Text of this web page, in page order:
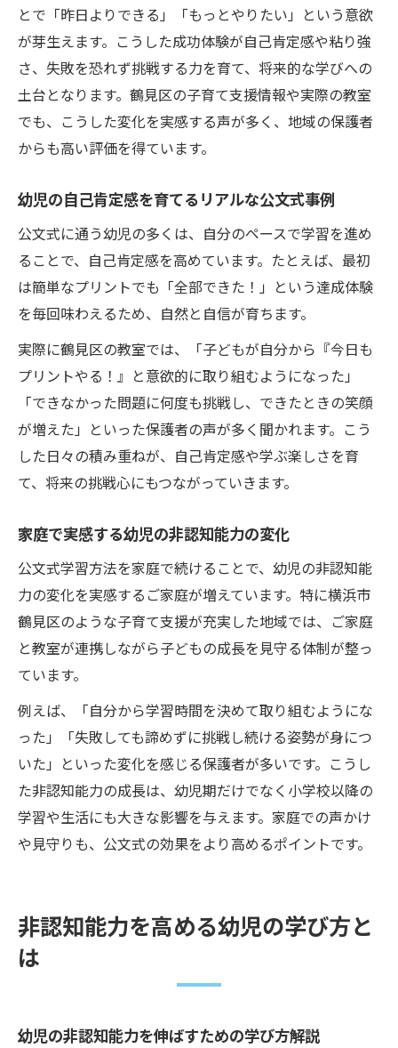
とで「昨日よりできる」「もっとやりたい」という意欲
が芽生えます。こうした成功体験が自己肯定感や粘り強
さ、失敗を恐れず挑戦する力を育て、将来的な学びへの
土台となります。鶴見区の子育て支援情報や実際の教室
でも、こうした変化を実感する声が多く、地域の保護者
からも高い評価を得ています。
幼児の自己肯定感を育てるリアルな公文式事例
公文式に通う幼児の多くは、自分のペースで学習を進め
ることで、自己肯定感を高めています。たとえば、最初
は簡単なプリントでも「全部できた！」という達成体験
を毎回味わえるため、自然と自信が育ちます。
実際に鶴見区の教室では、「子どもが自分から『今日も
プリントやる！』と意欲的に取り組むようになった」
「できなかった問題に何度も挑戦し、できたときの笑顔
が増えた」といった保護者の声が多く聞かれます。こう
した日々の積み重ねが、自己肯定感や学ぶ楽しさを育
て、将来の挑戦心にもつながっていきます。
家庭で実感する幼児の非認知能力の変化
公文式学習方法を家庭で続けることで、幼児の非認知能
力の変化を実感するご家庭が増えています。特に横浜市
鶴見区のような子育て支援が充実した地域では、ご家庭
と教室が連携しながら子どもの成長を見守る体制が整っ
ています。
例えば、「自分から学習時間を決めて取り組むようにな
った」「失敗しても諦めずに挑戦し続ける姿勢が身につ
いた」といった変化を感じる保護者が多いです。こうし
た非認知能力の成長は、幼児期だけでなく小学校以降の
学習や生活にも大きな影響を与えます。家庭での声かけ
や見守りも、公文式の効果をより高めるポイントです。
非認知能力を高める幼児の学び方と
は
幼児の非認知能力を伸ばすための学び方解説